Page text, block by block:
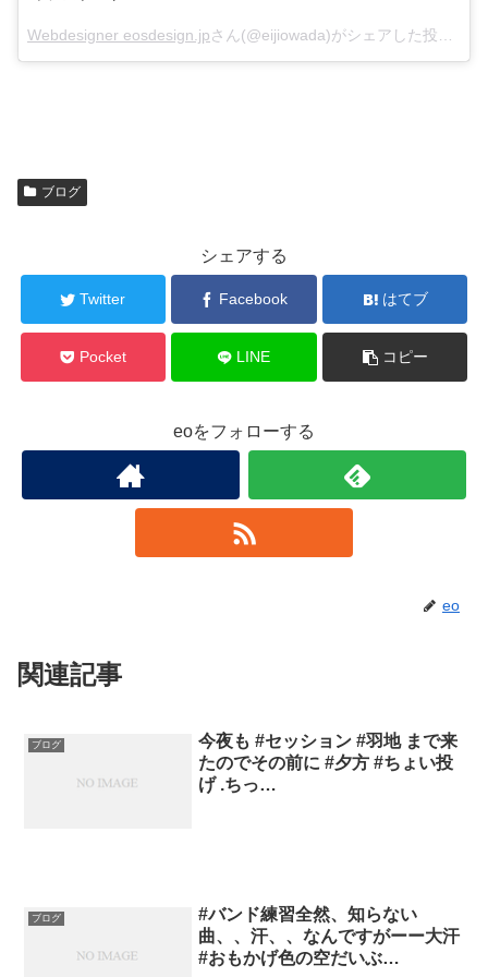
Webdesigner eosdesign.jpさん(@eijiowada)がシェアした投稿 –
ブログ
シェアする
Twitter Facebook はてブ
Pocket LINE コピー
eoをフォローする
eo
関連記事
ブログ
今夜も #セッション #羽地 まで来
たのでその前に #夕方 #ちょい投
げ .ちっ…
ブログ
#バンド練習全然、知らない
曲、、汗、、なんですがーー大汗
#おもかげ色の空だいぶ…